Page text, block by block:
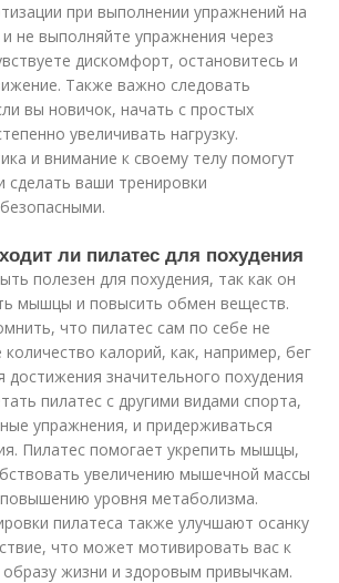
при выполнении упражнений на
не выполняйте упражнения через
дискомфорт, остановитесь и
Также важно следовать
вы новичок, начать с простых
увеличивать нагрузку.
и внимание к своему телу помогут
сделать ваши тренировки
ли пилатес для похудения
полезен для похудения, так как он
мышцы и повысить обмен веществ.
что пилатес сам по себе не
калорий, как, например, бег
достижения значительного похудения
пилатес с другими видами спорта,
упражнения, и придерживаться
Пилатес помогает укрепить мышцы,
увеличению мышечной массы
повышению уровня метаболизма.
пилатеса также улучшают осанку
что может мотивировать вас к
жизни и здоровым привычкам.